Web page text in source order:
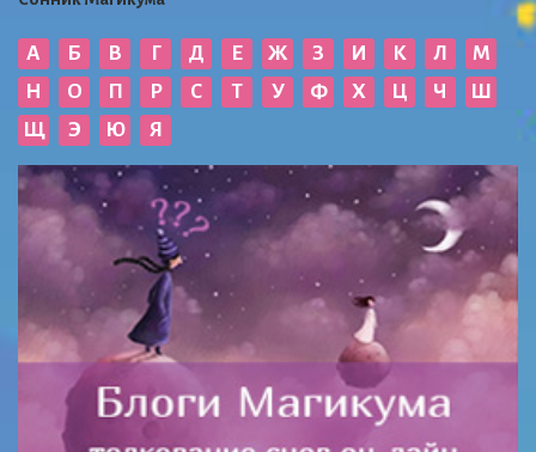
А Б В Г Д Е Ж З И К Л
М
Н
О П Р С Т У Ф Х Ц Ч
Ш
Щ
Э Ю Я